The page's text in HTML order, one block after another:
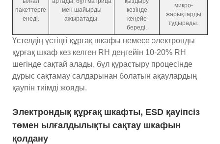
пакеттерге
енеді.
мен шайырды
ажыратады.
кезінде
кеңейе
береді.
микро-
жарықтарды
тудырады.
Үстелдің үстіңгі құрғақ шкафы немесе электронды
құрғақ шкаф кез келген RH деңгейін 10-20% RH
шегінде сақтай алады, бұл құрастыру процесінде
дұрыс сақтамау салдарынан болатын ақаулардың
қаупін тиімді жояды.
Электрондық құрғақ шкафты, ESD қауіпсіз
төмен ылғалдылықты сақтау шкафын
қолдану